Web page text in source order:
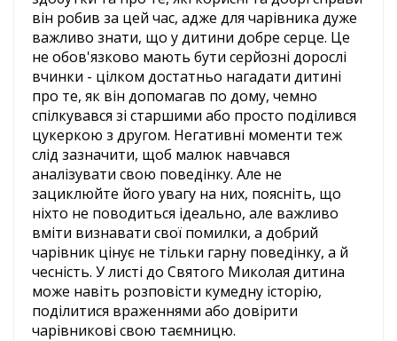
він робив за цей час, адже для чарівника дуже
важливо знати, що у дитини добре серце. Це
не обов'язково мають бути серйозні дорослі
вчинки - цілком достатньо нагадати дитині
про те, як він допомагав по дому, чемно
спілкувався зі старшими або просто поділився
цукеркою з другом. Негативні моменти теж
слід зазначити, щоб малюк навчався
аналізувати свою поведінку. Але не
зациклюйте його увагу на них, поясніть, що
ніхто не поводиться ідеально, але важливо
вміти визнавати свої помилки, а добрий
чарівник цінує не тільки гарну поведінку, а й
чесність. У листі до Святого Миколая дитина
може навіть розповісти кумедну історію,
поділитися враженнями або довірити
чарівникові свою таємницю.